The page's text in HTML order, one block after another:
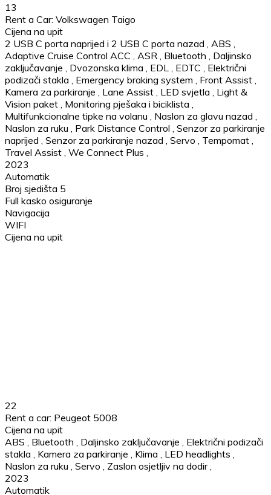
13
Rent a Car: Volkswagen Taigo
Cijena na upit
2 USB C porta naprijed i 2 USB C porta nazad
ABS
Adaptive Cruise Control ACC
ASR Bluetooth
Daljinsko
zaključavanje
Dvozonska klima EDL EDTC
Električni
podizači stakla
Emergency braking system Front Assist
Kamera za parkiranje
Lane Assist LED svjetla
Light &
Vision paket Monitoring pješaka i biciklista
Multifunkcionalne tipke na volanu
Naslon za glavu nazad
Naslon za ruku
Park Distance Control Senzor za parkiranje
naprijed Senzor za parkiranje nazad Servo Tempomat
Travel Assist We Connect Plus
2023
Automatik
Broj sjedišta 5
Full kasko osiguranje
Navigacija
WIFI
Cijena na upit
22
Rent a car: Peugeot 5008
Cijena na upit
ABS , Bluetooth , Daljinsko zaključavanje , Električni podizači
stakla , Kamera za parkiranje , Klima , LED headlights ,
Naslon za ruku , Servo , Zaslon osjetljiv na dodir ,
2023
Automatik